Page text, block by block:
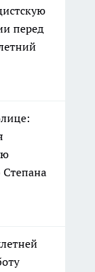
перед